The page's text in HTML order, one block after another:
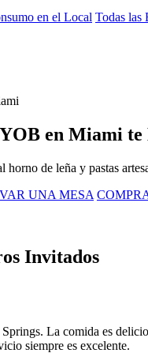
en el Local Todas las
en Miami te
horno de leña y pastas
UNA MESA
Invitados
La comida es
siempre es excelente.